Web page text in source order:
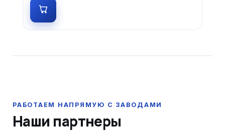
Наши партнеры